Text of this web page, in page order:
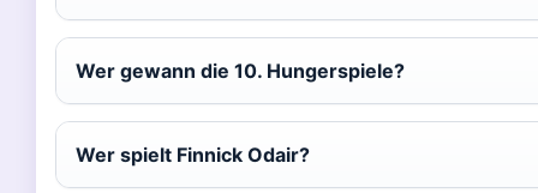
Wer gewann die 10. Hungerspiele?
Wer spielt Finnick Odair?